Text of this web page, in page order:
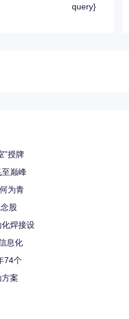
query}
”授牌
巅峰
为青
股
焊接设
息化
74个
案